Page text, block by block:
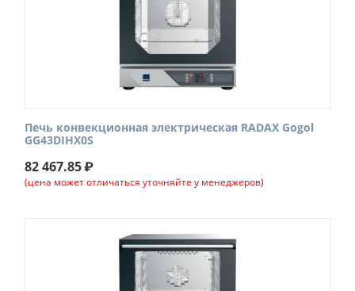
Печь конвекционная электрическая RADAX Gogol
GG43DIHX0S
82 467.85₽
(цена может отличаться уточняйте у менеджеров)